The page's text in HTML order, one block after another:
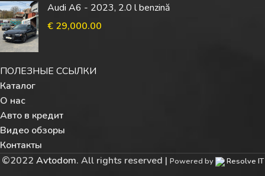
Audi A6 - 2023, 2.0 l benzină
€ 29,000.00
ПОЛЕЗНЫЕ ССЫЛКИ
Каталог
О нас
Авто в кредит
Видео обзоры
Контакты
©2022 Avtodom. All rights reserved | Powered by Resolve IT